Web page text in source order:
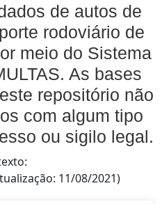
de autos de
rodoviário de
meio do Sistema
As bases
repositório não
com algum tipo
ou sigilo legal.
11/08/2021)